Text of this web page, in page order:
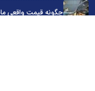
چگونه قیمت واقعی